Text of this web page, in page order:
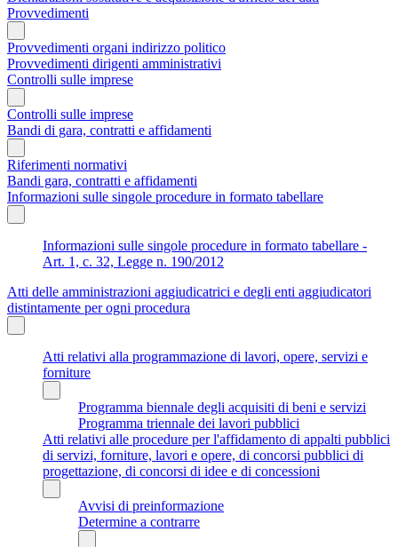
Provvedimenti
Provvedimenti organi indirizzo politico
Provvedimenti dirigenti amministrativi
Controlli sulle imprese
Controlli sulle imprese
Bandi di gara, contratti e affidamenti
Riferimenti normativi
Bandi gara, contratti e affidamenti
Informazioni sulle singole procedure in formato tabellare
Informazioni sulle singole procedure in formato tabellare -
Art. 1, c. 32, Legge n. 190/2012
Atti delle amministrazioni aggiudicatrici e degli enti aggiudicatori
distintamente per ogni procedura
Atti relativi alla programmazione di lavori, opere, servizi e
forniture
Programma biennale degli acquisiti di beni e servizi
Programma triennale dei lavori pubblici
Atti relativi alle procedure per l'affidamento di appalti pubblici
di servizi, forniture, lavori e opere, di concorsi pubblici di
progettazione, di concorsi di idee e di concessioni
Avvisi di preinformazione
Determine a contrarre